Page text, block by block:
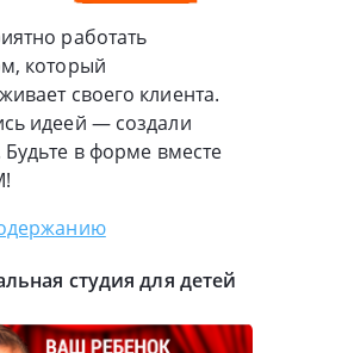
работать
который
своего клиента.
идеей — создали
Будьте в форме вместе
!
студия для детей